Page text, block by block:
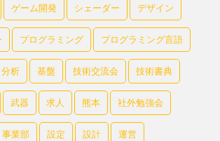
ゲーム開発 シェーダー デザイン
プログラミング プログラミング言語
分析 基盤 技術交流会 技術書典
武器 求人 熊本 社外勉強会
事業部 設定 設計 運営